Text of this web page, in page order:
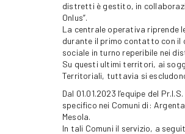
distretti è gestito, in
Onlus”.
La centrale operativa riprende
durante il primo contatto con il
sociale in turno reperibile nei
Su questi ultimi territori, ai
Territoriali, tuttavia si
Dal 01.01.2023 l’equipe del
specifico nei Comuni di:
Mesola.
In tali Comuni il servizio, a